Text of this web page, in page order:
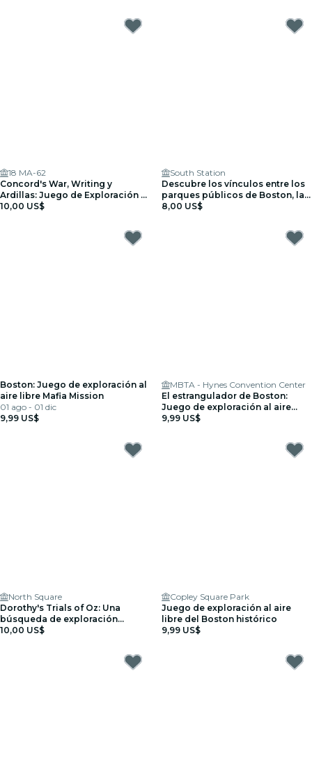
18 MA-62
Concord's War, Writing y
Ardillas: Juego de Exploración al
Aire Libre
10,00 US$
South Station
Descubre los vínculos entre los
parques públicos de Boston, las
infraestructuras controvertidas y
8,00 US$
Boston: Juego de exploración al
aire libre Mafia Mission
01 ago - 01 dic
9,99 US$
MBTA - Hynes Convention Center
El estrangulador de Boston:
Juego de exploración al aire
libre sobre la investigación de
9,99 US$
North Square
Dorothy's Trials of Oz: Una
búsqueda de exploración
urbana en Boston
10,00 US$
Copley Square Park
Juego de exploración al aire
libre del Boston histórico
9,99 US$